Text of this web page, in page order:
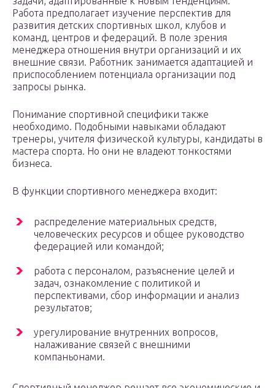
Работа предполагает изучение перспектив для
развития детских спортивных школ, клубов и
команд, центров и федераций. В поле зрения
менеджера отношения внутри организаций и их
внешние связи. Работник занимается адаптацией и
приспособлением потенциала организации под
запросы рынка.
Понимание спортивной специфики также
необходимо. Подобными навыками обладают
тренеры, учителя физической культуры, кандидаты в
мастера спорта. Но они не владеют тонкостями
бизнеса.
В функции спортивного менеджера входит:
распределение материальных средств,
человеческих ресурсов и общее руководство
федерацией или командой;
работа с персоналом, разъяснение целей и
задач, ознакомление с политикой и
перспективами, сбор информации и анализ
результатов;
урегулирование внутренних вопросов,
налаживание связей с внешними
компаньонами.